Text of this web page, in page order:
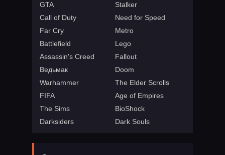
GTA
Stalker
Call of Duty
Need for Speed
Far Cry
Metro
Battlefield
Lego
Assassin's Creed
Fallout
Ведьмак
Doom
Warhammer
The Elder Scrolls
FIFA
Age of Empires
The Sims
BioShock
Darksiders
Dark Souls